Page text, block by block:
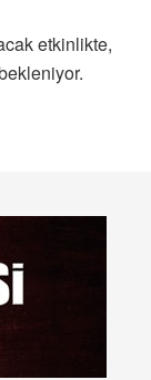
etkinlikte,